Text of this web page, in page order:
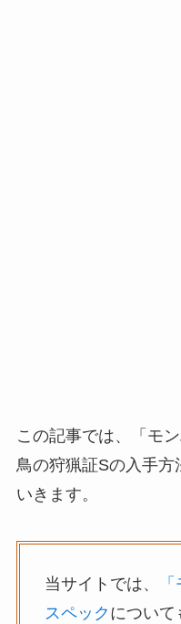
この記事では、「モ
鳥の狩猟証Sの入手
いきます。
当サイトでは、
スペック について